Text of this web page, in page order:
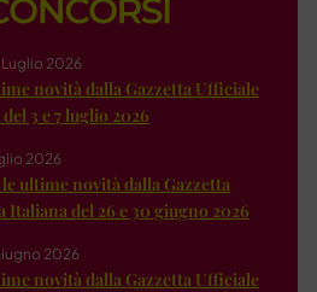
2026
novità dalla Gazzetta Ufficiale
3 e 7 luglio 2026
2026
ultime novità dalla Gazzetta
Italiana del 26 e 30 giugno 2026
2026
novità dalla Gazzetta Ufficiale